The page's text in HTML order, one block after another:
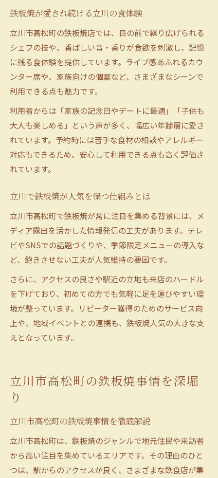
鉄板焼が愛され続ける立川の食体験
立川市高松町の鉄板焼店では、目の前で繰り広げられる
シェフの技や、香ばしい音・香りが食欲を刺激し、記憶
に残る食体験を提供しています。ライブ感あふれるカウ
ンター席や、家族向けの個室など、さまざまなシーンで
利用できる点も魅力です。
利用者からは「家族の記念日やデートに最適」「子供も
大人も楽しめる」という声が多く、幅広い年齢層に愛さ
れています。予約時には苦手な食材の相談やアレルギー
対応もできるため、安心して利用できる点も高く評価さ
れています。
立川で鉄板焼が人気を保つ仕組みとは
立川市高松町で鉄板焼が常に注目を集める背景には、メ
ディア露出を活かした情報発信の工夫があります。テレ
ビやSNSでの話題づくりや、季節限定メニューの導入な
ど、飽きさせない工夫が人気維持の要因です。
さらに、アクセスの良さや駅近の立地も来店のハードル
を下げており、初めての方でも気軽に足を運びやすい環
境が整っています。リピーター獲得のためのサービス向
上や、地域イベントとの連携も、鉄板焼人気の大きな支
えとなっています。
立川市高松町の鉄板焼事情を深堀
り
立川市高松町の鉄板焼事情を徹底解説
立川市高松町は、鉄板焼のジャンルで地元住民や来訪者
から高い注目を集めているエリアです。その理由のひと
つは、駅からのアクセスが良く、さまざまな飲食店が集